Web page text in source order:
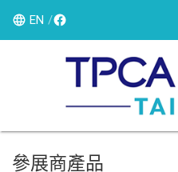
EN
參展商產品